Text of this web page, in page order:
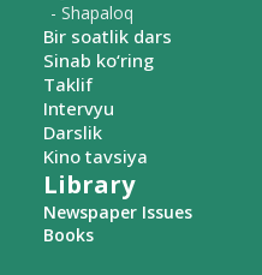
- Shapaloq
Bir soatlik dars
Sinab ko‘ring
Taklif
Intervyu
Darslik
Kino tavsiya
Library
Newspaper Issues
Books